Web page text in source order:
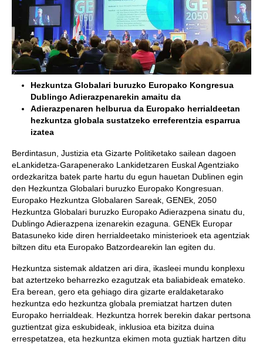
Hezkuntza Globalari buruzko Europako Kongresua
Dublingo Adierazpenarekin amaitu da
Adierazpenaren helburua da Europako herrialdeetan
hezkuntza globala sustatzeko erreferentzia esparrua
izatea
Berdintasun, Justizia eta Gizarte Politiketako sailean dagoen
eLankidetza-Garapenerako Lankidetzaren Euskal Agentziako
ordezkaritza batek parte hartu du egun hauetan Dublinen egin
den Hezkuntza Globalari buruzko Europako Kongresuan.
Europako Hezkuntza Globalaren Sareak, GENEk, 2050
Hezkuntza Globalari buruzko Europako Adierazpena sinatu du,
Dublingo Adierazpena izenarekin ezaguna. GENEk Europar
Batasuneko kide diren herrialdeetako ministerioek eta agentziak
biltzen ditu eta Europako Batzordearekin lan egiten du.
Hezkuntza sistemak aldatzen ari dira, ikasleei mundu konplexu
bat aztertzeko beharrezko ezagutzak eta baliabideak emateko.
Era berean, gero eta gehiago dira gizarte eraldaketarako
hezkuntza edo hezkuntza globala premiatzat hartzen duten
Europako herrialdeak. Hezkuntza horrek berekin dakar pertsona
guztientzat giza eskubideak, inklusioa eta bizitza duina
errespetatzea, eta hezkuntza ekimen mota guztiak hartzen ditu